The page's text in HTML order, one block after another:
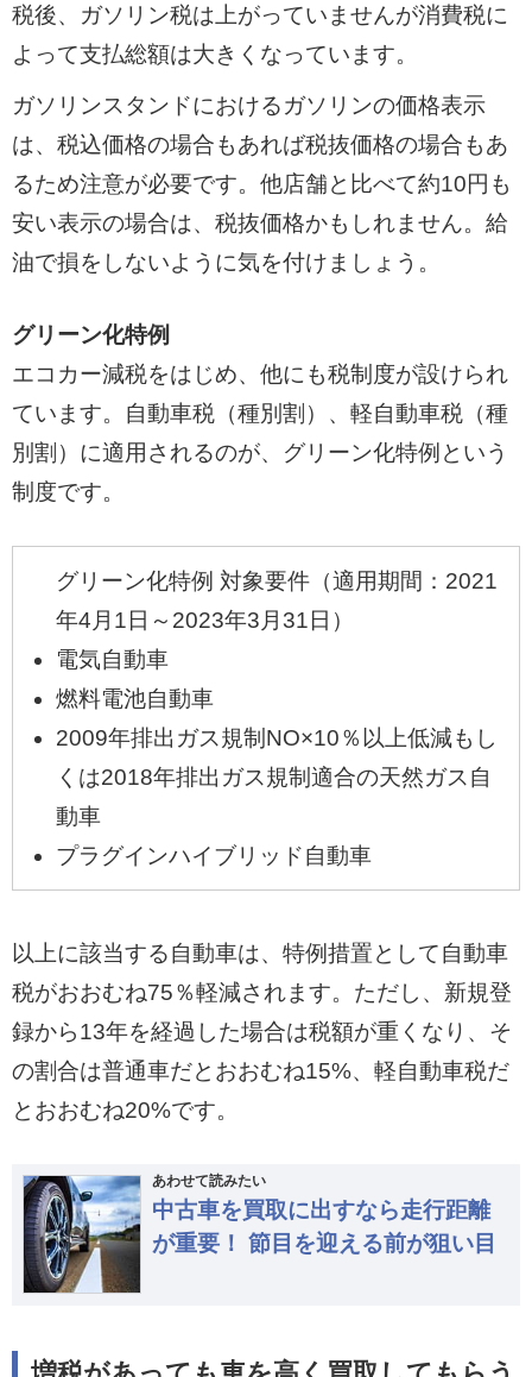
税後、ガソリン税は上がっていませんが消費税に
よって支払総額は大きくなっています。
ガソリンスタンドにおけるガソリンの価格表示
は、税込価格の場合もあれば税抜価格の場合もあ
るため注意が必要です。他店舗と比べて約10円も
安い表示の場合は、税抜価格かもしれません。給
油で損をしないように気を付けましょう。
グリーン化特例
エコカー減税をはじめ、他にも税制度が設けられ
ています。自動車税（種別割）、軽自動車税（種
別割）に適用されるのが、グリーン化特例という
制度です。
グリーン化特例 対象要件（適用期間：2021
年4月1日～2023年3月31日）
電気自動車
燃料電池自動車
2009年排出ガス規制NO×10％以上低減もし
くは2018年排出ガス規制適合の天然ガス自
動車
プラグインハイブリッド自動車
以上に該当する自動車は、特例措置として自動車
税がおおむね75％軽減されます。ただし、新規登
録から13年を経過した場合は税額が重くなり、そ
の割合は普通車だとおおむね15%、軽自動車税だ
とおおむね20%です。
あわせて読みたい
中古車を買取に出すなら走行距離
が重要！ 節目を迎える前が狙い目